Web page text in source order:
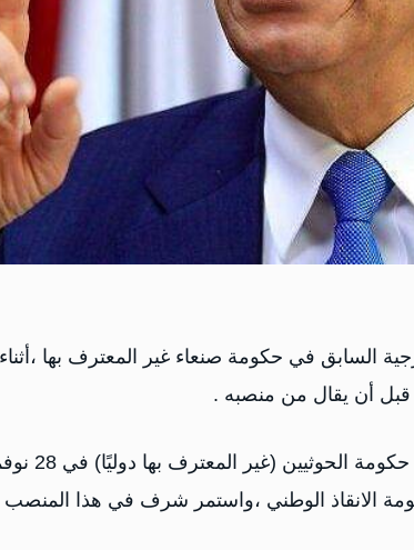
في حكومة صنعاء غير المعترف بها ،أثناء
أن يقال من منصبه .
الانقاذ الوطني ،واستمر شرف في هذا